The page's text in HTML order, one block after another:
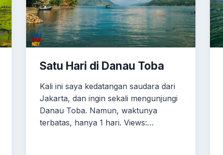
Satu Hari di Danau Toba
Kali ini saya kedatangan saudara dari
Jakarta, dan ingin sekali mengunjungi
Danau Toba. Namun, waktunya
terbatas, hanya 1 hari. Views:…